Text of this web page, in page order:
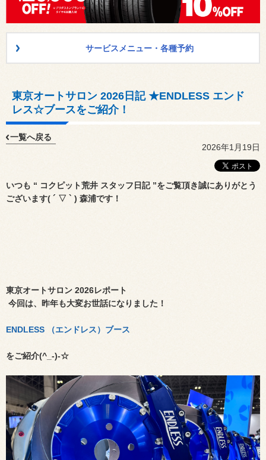
サービスメニュー・各種予約
東京オートサロン 2026日記 ★ENDLESS エンド
レス☆ブースをご紹介！
一覧へ戻る
2026年1月19日
いつも “ コクピット荒井 スタッフ日記 ”をご覧頂き誠にありがとう
ございます( ´ ▽ ` ) 森浦です！
東京オートサロン 2026レポート
今回は、昨年も大変お世話になりました！
ENDLESS （エンドレス）ブース
をご紹介(^_-)-☆